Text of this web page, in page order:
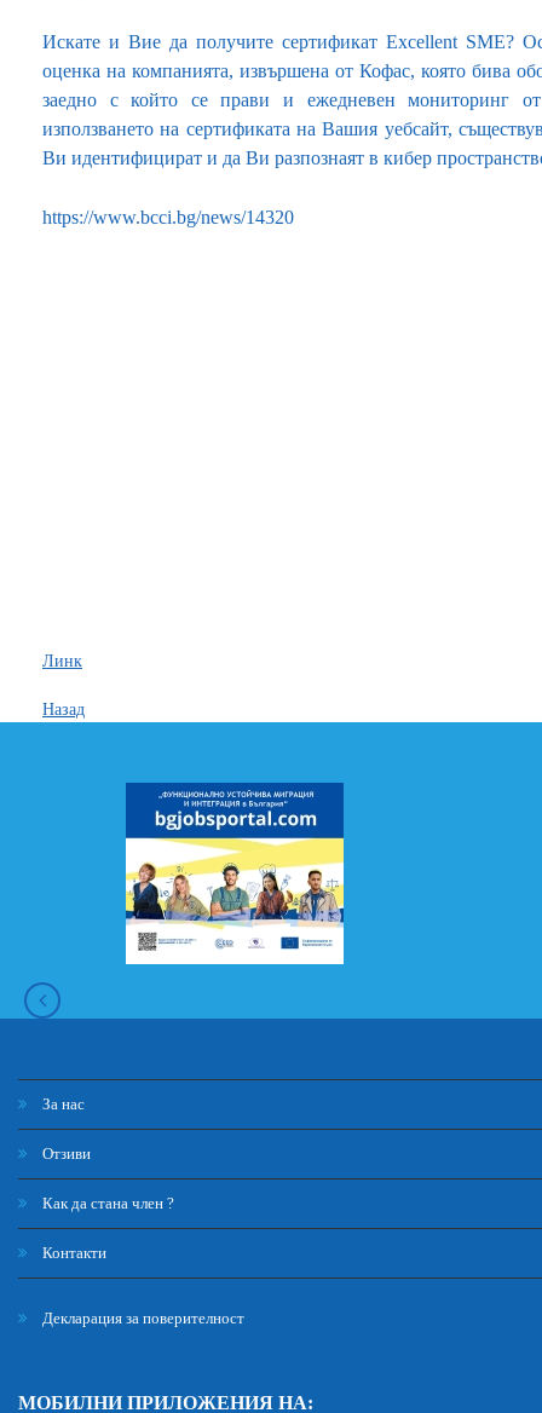
Искате и Вие да получите сертификат Excellent SME?
оценка на компанията, извършена от Кофас, която бива
заедно с който се прави и ежедневен мониторинг
използването на сертификата на Вашия уебсайт,
Ви идентифицират и да Ви разпознаят в кибер
https://www.bcci.bg/news/14320
Линк
Назад
За нас
Отзиви
Как да стана член ?
Контакти
Декларация за поверителност
МОБИЛНИ ПРИЛОЖЕНИЯ НА: